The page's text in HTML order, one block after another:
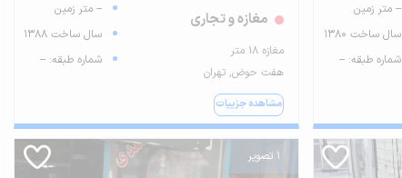
-- متر زمین
سال ساخت 1380
شماره طبقه: --
مغازه و تجاری
مغازه ۱۸ متر
هفت حوض, تهران
مشاهده جزییات
-- متر زمین
سال ساخت 1388
شماره طبقه: --
1 تصویر